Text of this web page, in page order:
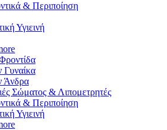
& Περιποίηση
Υγιεινή
Γυναίκα
Άνδρα
Σώματος & Λιπομετρητές
& Περιποίηση
Υγιεινή